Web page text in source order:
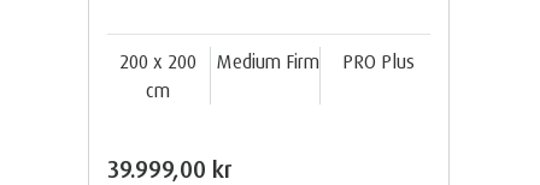
200 x 200
cm
Medium Firm PRO Plus
39.999,00 kr